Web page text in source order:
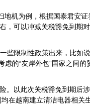
机为例，根据国泰君安
可以冲减关税豁免到期
限制性政策出来，比如
的“友岸外包”国家之间
以此次关税豁免到期后
在越南建立清洁电器相关